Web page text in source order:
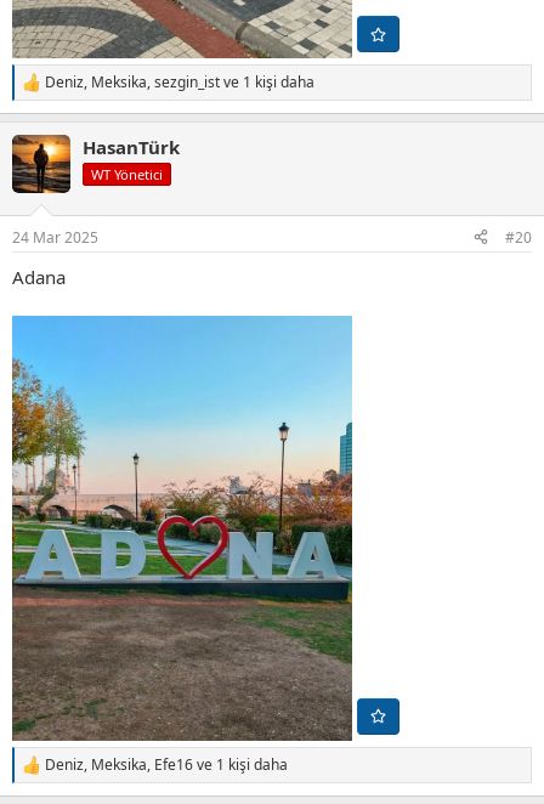
T
e
k
i
l
:
Deniz, Meksika,sezgin_istve 1 kişi daha
HasanTürk
WT Yönetici
24 Mar 2025 #20
Adana
T
e
Deniz, Meksika, Efe16ve 1 kişi daha